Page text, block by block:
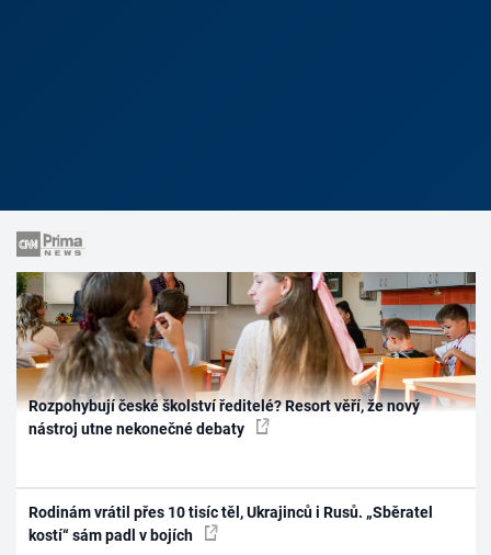
Rozpohybují české školství ředitelé? Resort věří, že nový
nástroj utne nekonečné debaty
Rodinám vrátil přes 10 tisíc těl, Ukrajinců i Rusů. „Sběratel
kostí“ sám padl v bojích